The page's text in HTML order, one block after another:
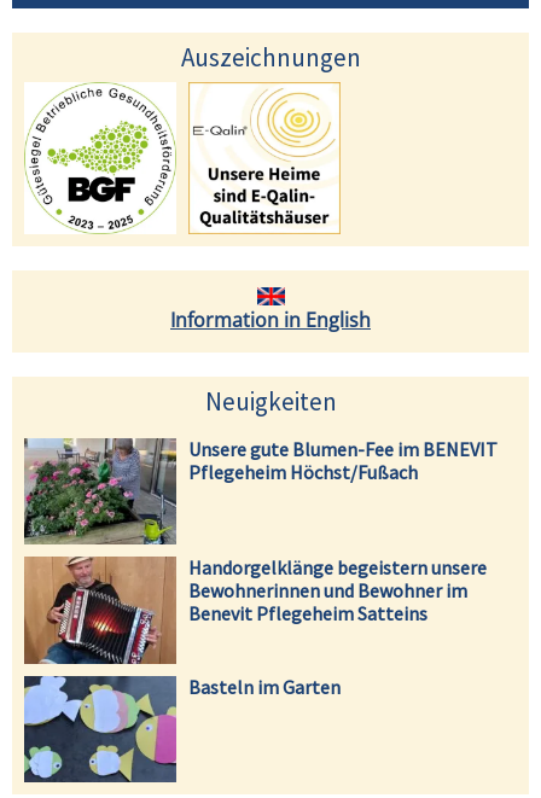
Auszeichnungen
Information in English
Neuigkeiten
Unsere gute Blumen-Fee im BENEVIT
Pflegeheim Höchst/Fußach
Handorgelklänge begeistern unsere
Bewohnerinnen und Bewohner im
Benevit Pflegeheim Satteins
Basteln im Garten